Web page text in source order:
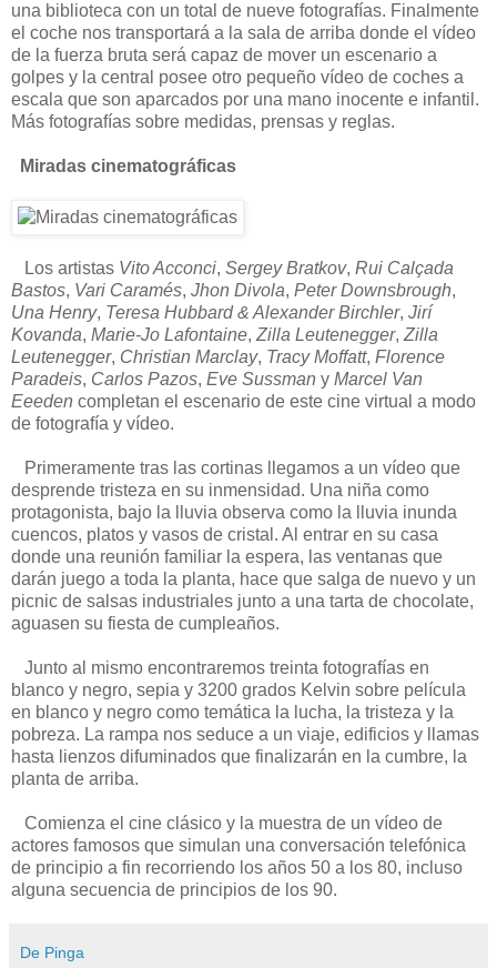
una biblioteca con un total de nueve fotografías. Finalmente
el coche nos transportará a la sala de arriba donde el vídeo
de la fuerza bruta será capaz de mover un escenario a
golpes y la central posee otro pequeño vídeo de coches a
escala que son aparcados por una mano inocente e infantil.
Más fotografías sobre medidas, prensas y reglas.
Miradas cinematográficas
Los artistas Vito Acconci, Sergey Bratkov, Rui Calçada
Bastos, Vari Caramés, Jhon Divola, Peter Downsbrough,
Una Henry, Teresa Hubbard & Alexander Birchler, Jirí
Kovanda, Marie-Jo Lafontaine,Zilla Leutenegger,Zilla
Leutenegger, Christian Marclay, Tracy Moffatt, Florence
Paradeis, Carlos Pazos, Eve Sussman y Marcel Van
Eeeden completan el escenario de este cine virtual a modo
de fotografía y vídeo.
Primeramente tras las cortinas llegamos a un vídeo que
desprende tristeza en su inmensidad. Una niña como
protagonista, bajo la lluvia observa como la lluvia inunda
cuencos, platos y vasos de cristal. Al entrar en su casa
donde una reunión familiar la espera, las ventanas que
darán juego a toda la planta, hace que salga de nuevo y un
picnic de salsas industriales junto a una tarta de chocolate,
aguasen su fiesta de cumpleaños.
Junto al mismo encontraremos treinta fotografías en
blanco y negro, sepia y 3200 grados Kelvin sobre película
en blanco y negro como temática la lucha, la tristeza y la
pobreza. La rampa nos seduce a un viaje, edificios y llamas
hasta lienzos difuminados que finalizarán en la cumbre, la
planta de arriba.
Comienza el cine clásico y la muestra de un vídeo de
actores famosos que simulan una conversación telefónica
de principio a fin recorriendo los años 50 a los 80, incluso
alguna secuencia de principios de los 90.
De Pinga